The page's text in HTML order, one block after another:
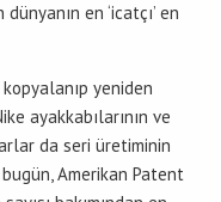
en ‘icatçı’ en
yeniden
ayakkabılarının ve
da seri üretiminin
bugün, Amerikan Patent